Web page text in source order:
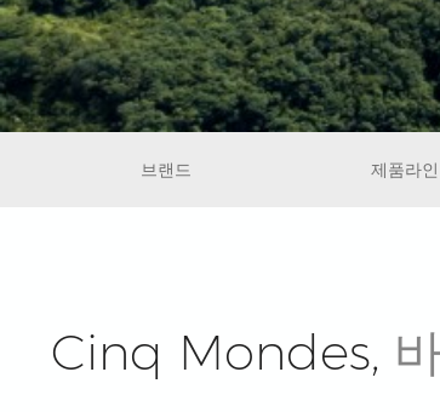
브랜드 제품라인
Cinq Mondes,